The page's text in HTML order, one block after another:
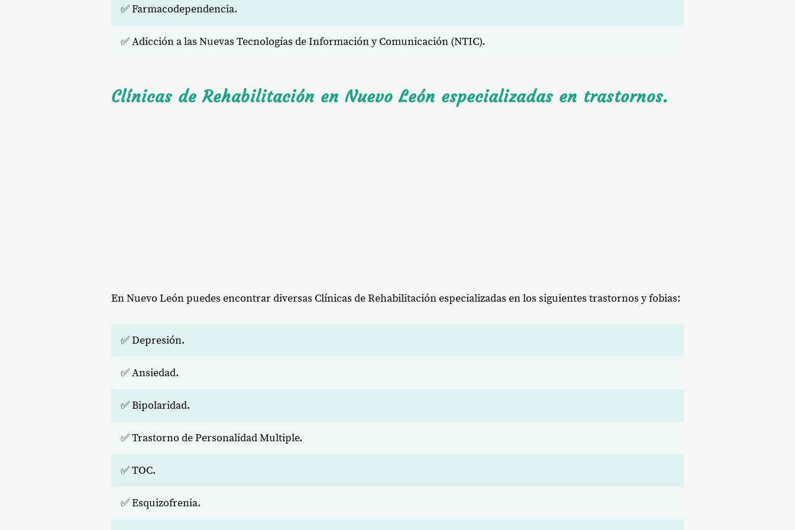
✅ Farmacodependencia.
✅ Adicción a las Nuevas Tecnologías de Información y Comunicación (NTIC).
Clínicas de Rehabilitación en Nuevo León especializadas en trastornos.
En Nuevo León puedes encontrar diversas Clínicas de Rehabilitación especializadas en los siguientes trastornos y fobias:
✅ Depresión.
✅ Ansiedad.
✅ Bipolaridad.
✅ Trastorno de Personalidad Multiple.
✅ TOC.
✅ Esquizofrenia.